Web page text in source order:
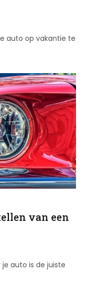
auto op vakantie te
van een
auto is de juiste